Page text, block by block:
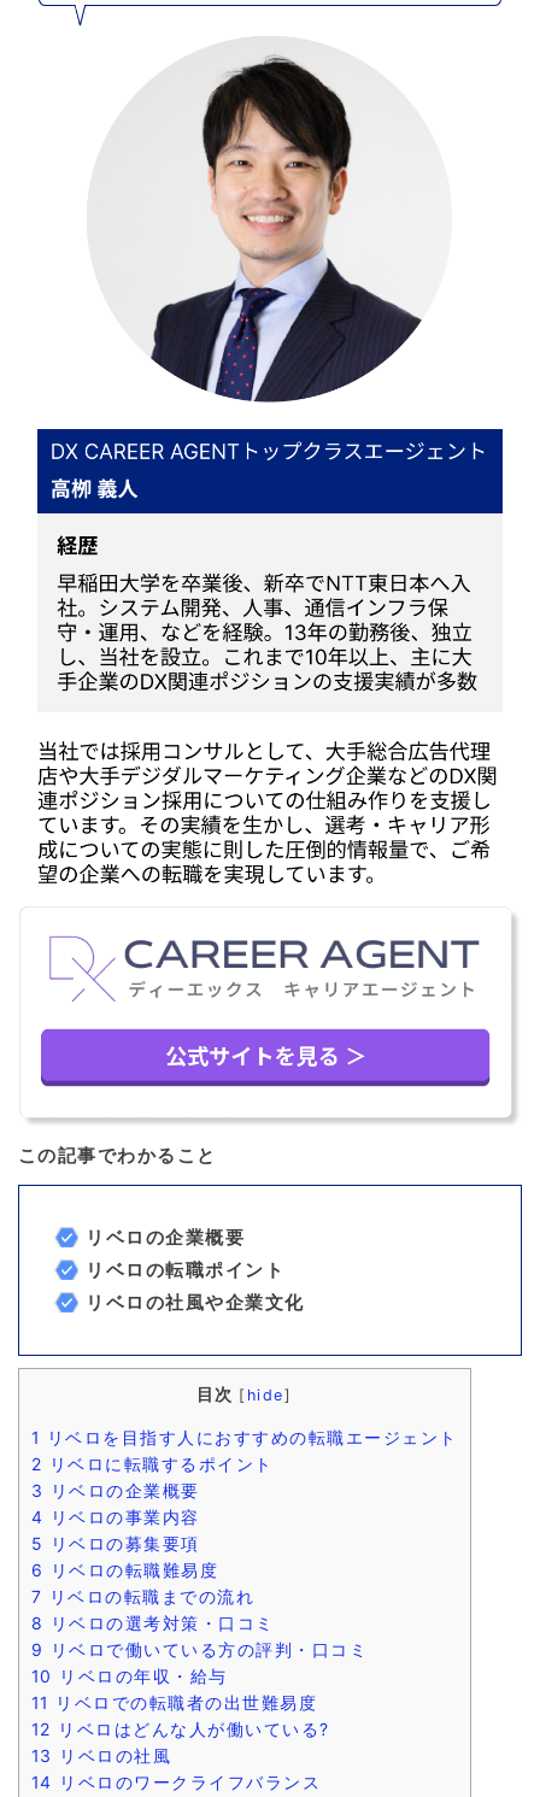
この記事でわかること
リベロの企業概要
リベロの転職ポイント
リベロの社風や企業文化
目次 [ hide]
1
リベロを目指す人におすすめの転職エージェント
2 リベロに転職するポイント
3
リベロの企業概要
4 リベロの事業内容
5
リベロの募集要項
6
リベロの転職難易度
7 リベロの転職までの流れ
8
リベロの選考対策・口コミ
9
リベロで働いている方の評判・口コミ
10
リベロの年収・給与
11
リベロでの転職者の出世難易度
12 リベロはどんな人が働いている?
13
リベロの社風
14 リベロのワークライフバランス